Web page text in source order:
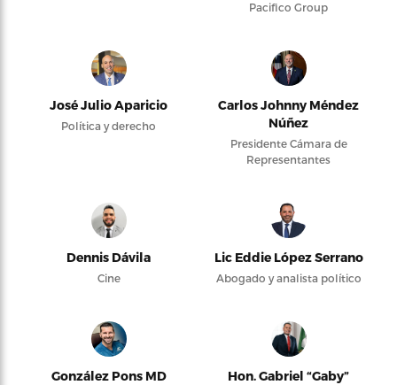
Pacifico Group
José Julio Aparicio
Política y derecho
Carlos Johnny Méndez
Núñez
Presidente Cámara de
Representantes
Dennis Dávila
Cine
Lic Eddie López Serrano
Abogado y analista político
González Pons MD
Hon. Gabriel “Gaby”